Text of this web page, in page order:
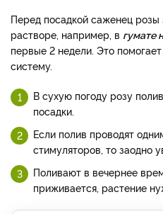
Перед посадкой саженец розы
растворе, например, в гумате
первые 2 недели. Это
систему.
В сухую погоду розу
посадки.
Если полив проводят
стимуляторов, то заодно
Поливают в вечернее
приживается, растение